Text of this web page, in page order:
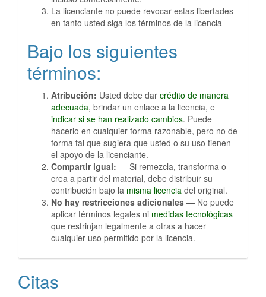
La licenciante no puede revocar estas libertades
en tanto usted siga los términos de la licencia
Bajo los siguientes
términos:
Atribución: Usted debe dar crédito de manera
adecuada, brindar un enlace a la licencia, e
indicar si se han realizado cambios. Puede
hacerlo en cualquier forma razonable, pero no de
forma tal que sugiera que usted o su uso tienen
el apoyo de la licenciante.
Compartir igual: — Si remezcla, transforma o
crea a partir del material, debe distribuir su
contribución bajo la misma licencia del original.
No hay restricciones adicionales — No puede
aplicar términos legales ni medidas tecnológicas
que restrinjan legalmente a otras a hacer
cualquier uso permitido por la licencia.
Citas